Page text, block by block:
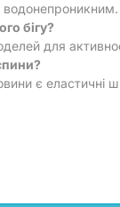
бігу?
для
є